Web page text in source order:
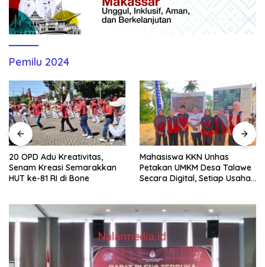
Pemilu 2024
20 OPD Adu Kreativitas,
Senam Kreasi Semarakkan
HUT ke-81 RI di Bone
Mahasiswa KKN Unhas
Petakan UMKM Desa Talawe
Secara Digital, Setiap Usaha